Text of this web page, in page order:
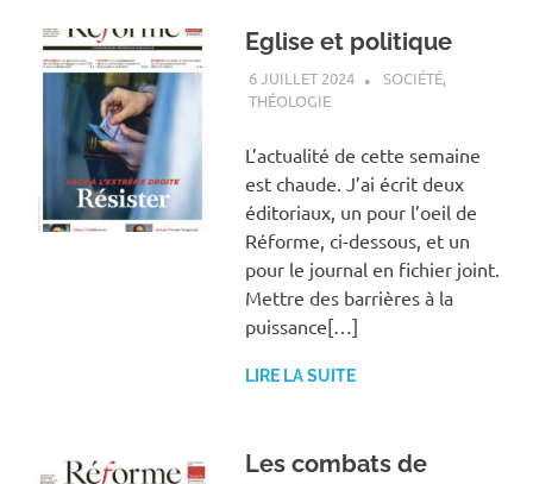
Eglise et politique
6 JUILLET 2024 ANTOINE NOUIS
SOCIÉTÉ,
THÉOLOGIE
L’actualité de cette semaine
est chaude. J’ai écrit deux
éditoriaux, un pour l’oeil de
Réforme, ci-dessous, et un
pour le journal en fichier joint.
Mettre des barrières à la
puissance[…]
LIRE LA SUITE
Les combats de